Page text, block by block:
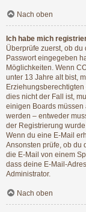
Nach oben
Ich habe mich
Überprüfe zuerst, ob
Passwort eingegeben
Möglichkeiten. Wenn
unter 13 Jahre alt bist,
dies nicht der Fall ist,
einigen Boards
werden – entweder
der Registrierung
Wenn du eine E-Mail
Ansonsten prüfe, ob du
die E-Mail von einem
dass deine E-Mail-
Administrator.
Nach oben